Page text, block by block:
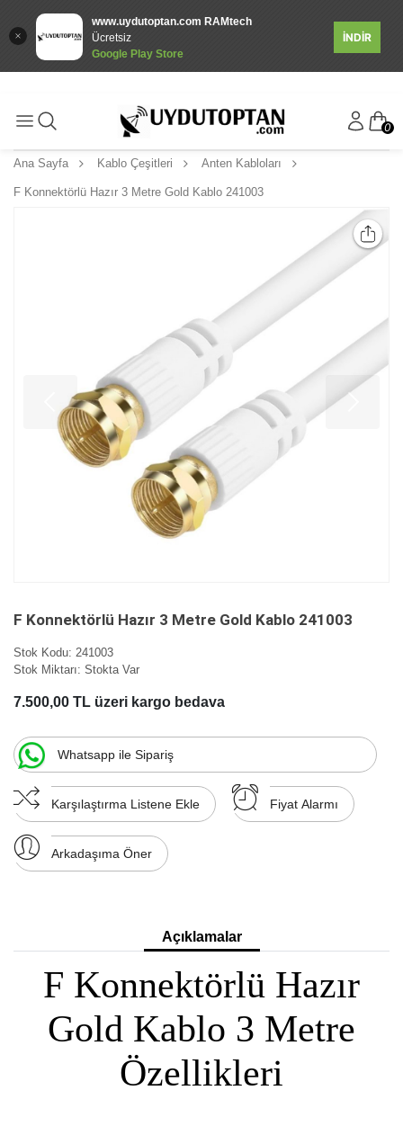
www.uydutoptan.com RAMtech
Ücretsiz
Google Play Store
İNDİR
0
Ana Sayfa Kablo Çeşitleri Anten Kabloları
F Konnektörlü Hazır 3 Metre Gold Kablo 241003
F Konnektörlü Hazır 3 Metre Gold Kablo 241003
Stok Kodu: 241003
Stok Miktarı: Stokta Var
7.500,00 TL üzeri kargo bedava
Whatsapp ile Sipariş
Karşılaştırma Listene Ekle Fiyat Alarmı
Arkadaşıma Öner
Açıklamalar
F Konnektörlü Hazır
Gold Kablo 3 Metre
Özellikleri